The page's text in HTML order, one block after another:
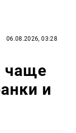
06.08.2026, 03:28
чаще
и